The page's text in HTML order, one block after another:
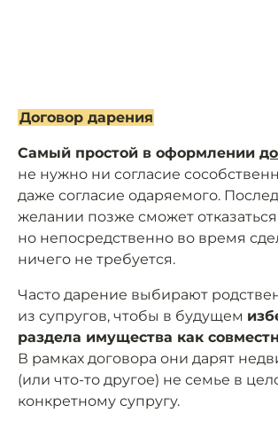
Договор дарения
Самый простой в оформлении
не нужно ни согласие
даже согласие одаряемого.
желании позже сможет отказаться
но непосредственно во время
ничего не требуется.
Часто дарение выбирают
из супругов, чтобы в будущем
раздела имущества как
В рамках договора они дарят
(или что-то другое) не семье в
конкретному супругу.